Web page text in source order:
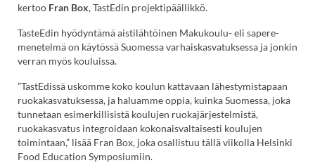
kertoo Fran Box, TastEdin projektipäällikkö.
TasteEdin hyödyntämä aistilähtöinen Makukoulu- eli sapere-
menetelmä on käytössä Suomessa varhaiskasvatuksessa ja jonkin
verran myös kouluissa.
”TastEdissä uskomme koko koulun kattavaan lähestymistapaan
ruokakasvatuksessa, ja haluamme oppia, kuinka Suomessa, joka
tunnetaan esimerkillisistä koulujen ruokajärjestelmistä,
ruokakasvatus integroidaan kokonaisvaltaisesti koulujen
toimintaan,” lisää Fran Box, joka osallistuu tällä viikolla Helsinki
Food Education Symposiumiin.